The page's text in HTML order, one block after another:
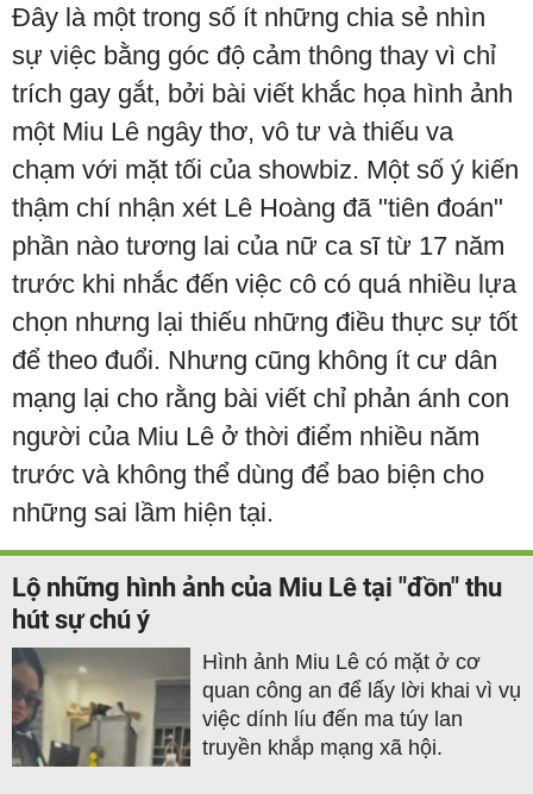
Đây là một trong số ít những chia sẻ nhìn
sự việc bằng góc độ cảm thông thay vì chỉ
trích gay gắt, bởi bài viết khắc họa hình ảnh
một Miu Lê ngây thơ, vô tư và thiếu va
chạm với mặt tối của showbiz. Một số ý kiến
thậm chí nhận xét Lê Hoàng đã "tiên đoán"
phần nào tương lai của nữ ca sĩ từ 17 năm
trước khi nhắc đến việc cô có quá nhiều lựa
chọn nhưng lại thiếu những điều thực sự tốt
để theo đuổi. Nhưng cũng không ít cư dân
mạng lại cho rằng bài viết chỉ phản ánh con
người của Miu Lê ở thời điểm nhiều năm
trước và không thể dùng để bao biện cho
những sai lầm hiện tại.
Lộ những hình ảnh của Miu Lê tại "đồn" thu
hút sự chú ý
Hình ảnh Miu Lê có mặt ở cơ
quan công an để lấy lời khai vì vụ
việc dính líu đến ma túy lan
truyền khắp mạng xã hội.